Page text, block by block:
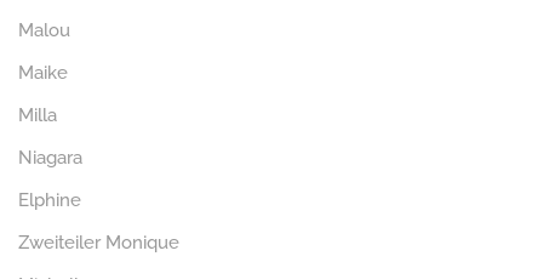
Malou
Maike
Milla
Niagara
Elphine
Zweiteiler Monique